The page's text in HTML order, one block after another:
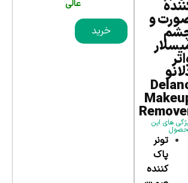
و
های این
تونر
پاک
کننده
عالی
خرید